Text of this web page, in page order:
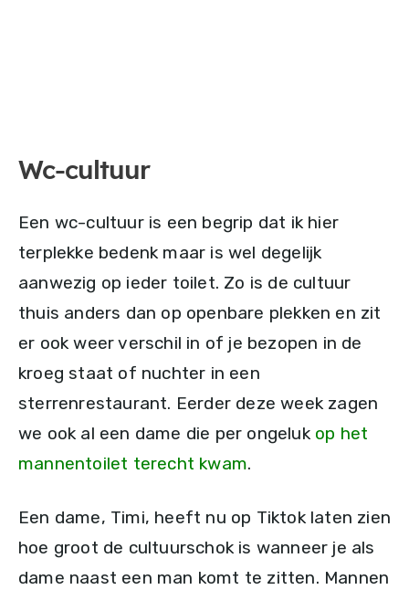
Wc-cultuur
Een wc-cultuur is een begrip dat ik hier
terplekke bedenk maar is wel degelijk
aanwezig op ieder toilet. Zo is de cultuur
thuis anders dan op openbare plekken en zit
er ook weer verschil in of je bezopen in de
kroeg staat of nuchter in een
sterrenrestaurant. Eerder deze week zagen
we ook al een dame die per ongeluk op het
mannentoilet terecht kwam.
Een dame, Timi, heeft nu op Tiktok laten zien
hoe groot de cultuurschok is wanneer je als
dame naast een man komt te zitten. Mannen